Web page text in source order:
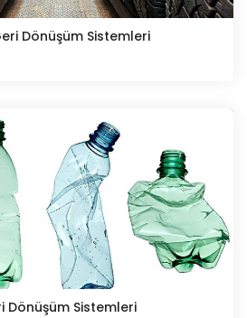
Dönüşüm Sistemleri
Dönüşüm Sistemleri